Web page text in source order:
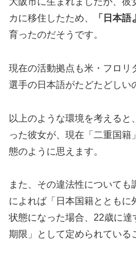
カに移住したため、
「日本
育ったのだそうです。
現在の活動拠点も米・フロリ
選手の日本語がたどたどしい
以上のような環境を考える
った彼女が、現在「二重国
態のように思えます。
また、その違法性について
によれば「日本国籍ととも
状態になった場合、22歳に達
期限」として定められている